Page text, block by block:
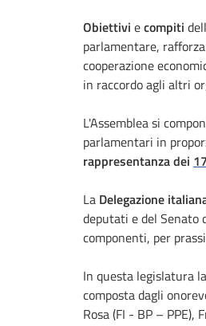
Obiettivi ecompiti
parlamentare,
cooperazione
in raccordo agli altri
L'Assemblea si
parlamentari in
rappresentanza dei
La Delegazione
deputati e del Senato
componenti, per
In questa legislatura
composta dagli
Rosa (FI - BP – PPE),